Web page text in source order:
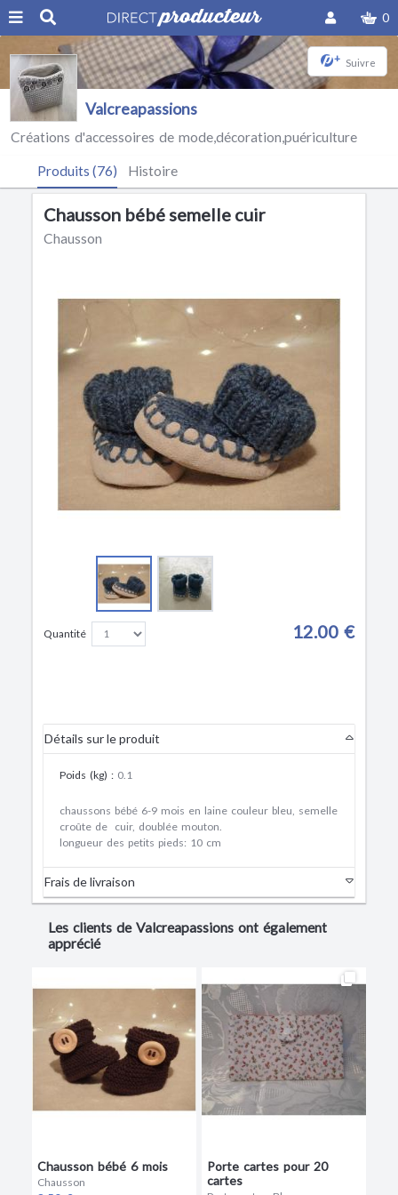
0
+ Suivre
Valcreapassions
Créations d'accessoires de mode,décoration,puériculture
Produits (76) Histoire
Chausson bébé semelle cuir
Chausson
Quantité 12.00 €
Détails sur le produit
Poids (kg) : 0.1
chaussons bébé 6-9 mois en laine couleur bleu, semelle
croûte de cuir, doublée mouton.
longueur des petits pieds: 10 cm
Frais de livraison
Les clients de Valcreapassions ont également
apprécié
Chausson bébé 6 mois
Chausson
Porte cartes pour 20
cartes